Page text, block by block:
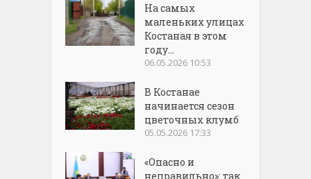
На самых
маленьких улицах
Костаная в этом
году...
06.05.2026 10:53
В Костанае
начинается сезон
цветочных клумб
05.05.2026 17:33
«Опасно и
неправильно»: так